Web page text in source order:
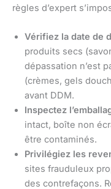
règles d’expert
Vérifiez la date de
produits secs
dépassation n’est
(crèmes, gels
avant DDM.
Inspectez
intact, boîte non
être contaminés.
Privilégiez les
sites frauduleux
des contrefaçons.